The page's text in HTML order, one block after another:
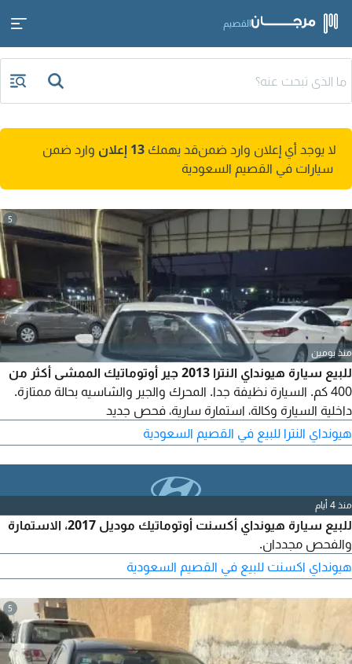
القصيم
لا يوجد أي إعلان وارد ضمنقد يهمك 13 إعلان
وارد ضمن
سيارات في القصيم السعودية
5
منذ يومين
للبيع سيارة هيونداي النترا 2013 جير أوتوماتيك الممشى أكثر من
400 كم. السيارة نظيفة جدا. المحرك والجير والشاسيه بحالة ممتازة.
داخلية السيارة وكالة، استمارة سارية، فحص جديد
هيونداي النترا للبيع في القصيم السعودية
منذ 4 أيام
للبيع سيارة هيونداي أكسنت أوتوماتيك موديل 2017، الاستمارة
والفحص مجددان.
هيونداي اكسنت للبيع في القصيم السعودية
5